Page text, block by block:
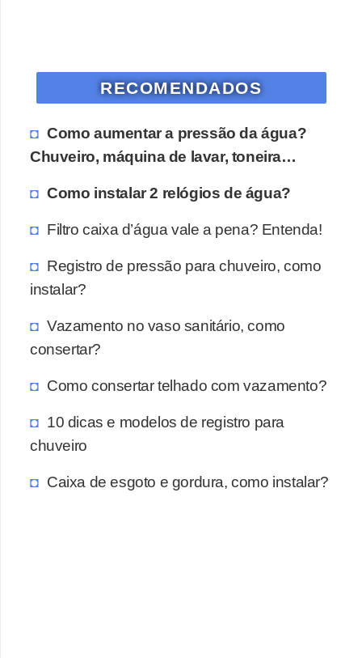
RECOMENDADOS
Como aumentar a pressão da água?
Chuveiro, máquina de lavar, toneira…
Como instalar 2 relógios de água?
Filtro caixa d’água vale a pena? Entenda!
Registro de pressão para chuveiro, como
instalar?
Vazamento no vaso sanitário, como
consertar?
Como consertar telhado com vazamento?
10 dicas e modelos de registro para
chuveiro
Caixa de esgoto e gordura, como instalar?